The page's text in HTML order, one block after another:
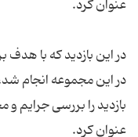
در این بازدید که با
در این مجموعه انجام
بازدید را بررسی جرایم